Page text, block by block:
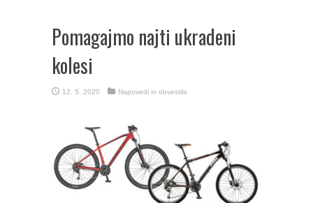
Pomagajmo najti ukradeni
kolesi
12. 5. 2020 Napovedi in obvestila